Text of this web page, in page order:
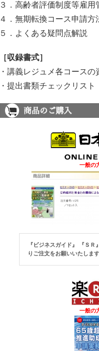
３．高齢者評価制度等雇
４．無期転換コース申請方
５．よくある疑問点解説
［収録書式］
・講義レジュメ各コースの
・提出書類チェックリスト
一般の
『ビジネスガイド』 『ＳＲ
りご注文をお願いいたします
一般の